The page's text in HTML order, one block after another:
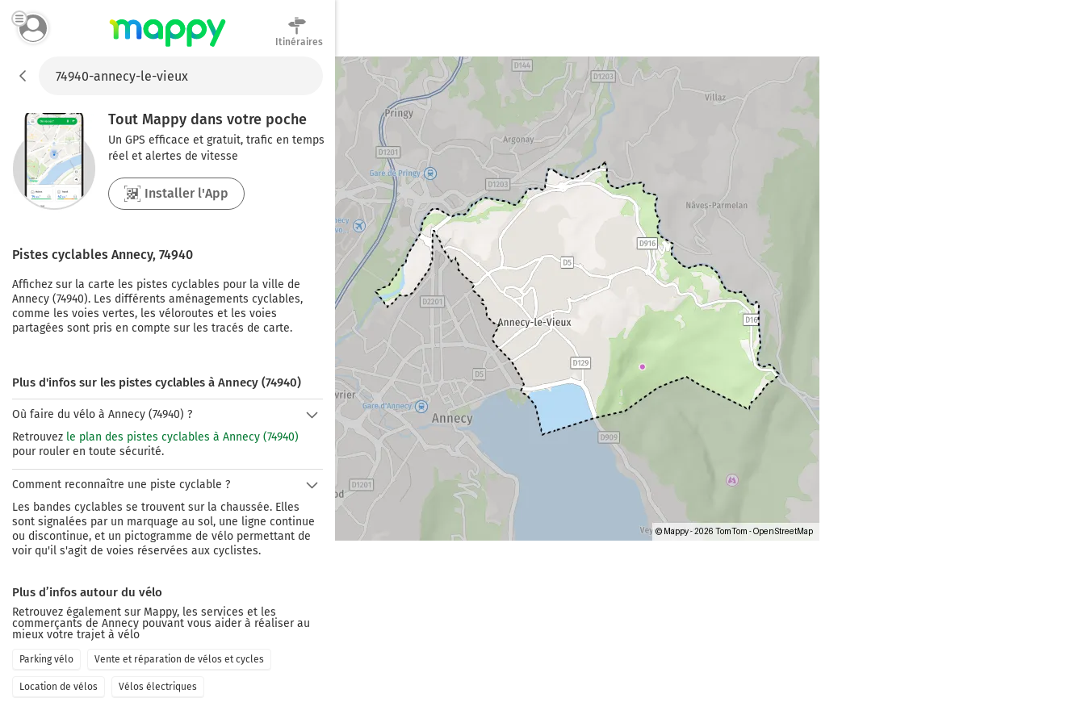
Itinéraires
Tout Mappy dans votre poche
Un GPS efficace et gratuit, trafic en temps
réel et alertes de vitesse
Installer l'App
Pistes cyclables Annecy, 74940
Affichez sur la carte les pistes cyclables pour la ville de
Annecy (74940). Les différents aménagements cyclables,
comme les voies vertes, les véloroutes et les voies
partagées sont pris en compte sur les tracés de carte.
Plus d'infos sur les pistes cyclables à Annecy (74940)
Où faire du vélo à Annecy (74940) ?
Retrouvez le plan des pistes cyclables à Annecy (74940)
pour rouler en toute sécurité.
Comment reconnaître une piste cyclable ?
Les bandes cyclables se trouvent sur la chaussée. Elles
sont signalées par un marquage au sol, une ligne continue
ou discontinue, et un pictogramme de vélo permettant de
voir qu'il s'agit de voies réservées aux cyclistes.
Plus d’infos autour du vélo
Retrouvez également sur Mappy, les services et les
commerçants de Annecy pouvant vous aider à réaliser au
mieux votre trajet à vélo
Parking vélo Vente et réparation de vélos et cycles
Location de vélos Vélos électriques